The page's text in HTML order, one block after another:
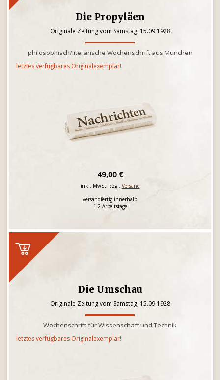
Die Propyläen
Originale Zeitung vom Samstag, 15.09.1928
philosophisch/literarische Wochenschrift aus München
letztes verfügbares Originalexemplar!
49,00 €
inkl. MwSt. zzgl. Versand
versandfertig innerhalb
1-2 Arbeitstage
Die Umschau
Originale Zeitung vom Samstag, 15.09.1928
Wochenschrift für Wissenschaft und Technik
letztes verfügbares Originalexemplar!